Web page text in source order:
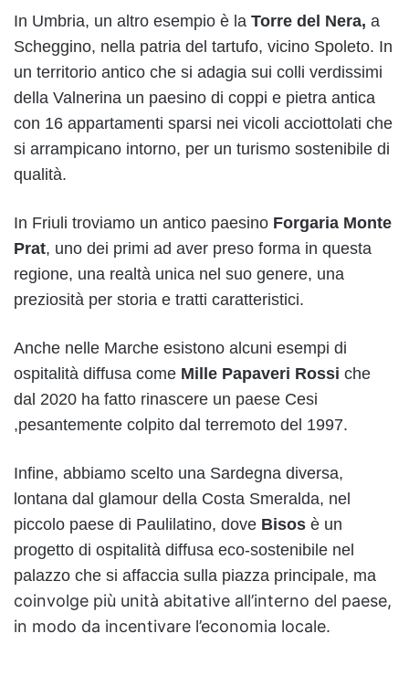
In Umbria, un altro esempio è la Torre del Nera, a
Scheggino, nella patria del tartufo, vicino Spoleto. In
un territorio antico che si adagia sui colli verdissimi
della Valnerina un paesino di coppi e pietra antica
con 16 appartamenti sparsi nei vicoli acciottolati che
si arrampicano intorno, per un turismo sostenibile di
qualità.
In Friuli troviamo un antico paesino Forgaria Monte
Prat, uno dei primi ad aver preso forma in questa
regione, una realtà unica nel suo genere, una
preziosità per storia e tratti caratteristici.
Anche nelle Marche esistono alcuni esempi di
ospitalità diffusa come Mille Papaveri Rossi che
dal 2020 ha fatto rinascere un paese Cesi
,pesantemente colpito dal terremoto del 1997.
Infine, abbiamo scelto una Sardegna diversa,
lontana dal glamour della Costa Smeralda, nel
piccolo paese di Paulilatino, dove Bisos è un
progetto di ospitalità diffusa eco-sostenibile nel
palazzo che si affaccia sulla piazza principale, ma
coinvolge più unità abitative all’interno del paese,
in modo da incentivare l’economia locale.